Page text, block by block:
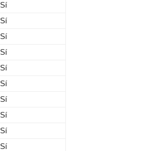
Sí
Sí
Sí
Sí
Sí
Sí
Sí
Sí
Sí
Sí